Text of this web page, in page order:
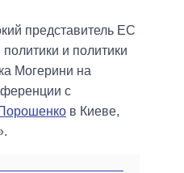
представитель ЕС
и политики
Могерини на
с
в Киеве,